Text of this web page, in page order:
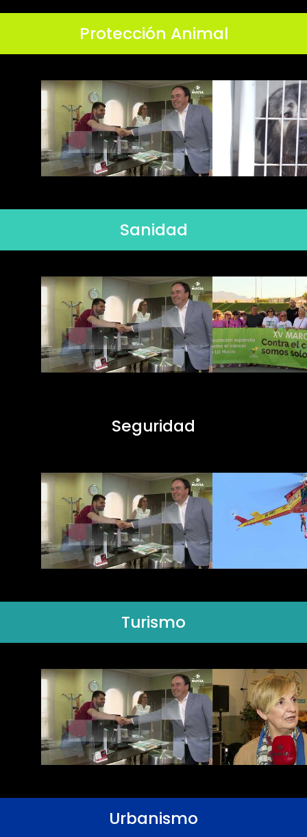
Protección Animal
Sanidad
Seguridad
Turismo
Urbanismo